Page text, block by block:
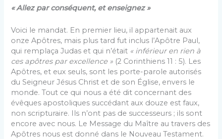
« Allez par conséquent, et enseignez »
Voici le mandat. En premier lieu, il appartenait aux
onze Apôtres, mais plus tard fut inclus l’Apôtre Paul,
qui remplaça Judas et qui n’était « inférieur en rien à
ces apôtres par excellence » (2 Corinthiens 11 : 5). Les
Apôtres, et eux seuls, sont les porte-parole autori­sés
du Seigneur Jésus Christ et de son Église, envers le
monde. Tout ce qui nous a été dit concernant des
évêques apostoliques succédant aux douze est faux,
non scripturaire. Ils n’ont pas de successeurs ; ils sont
encore avec nous. Le Message du Maître au travers des
Apôtres nous est donné dans le Nouveau Testa­ment.